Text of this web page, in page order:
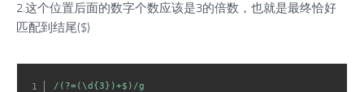
2.这个位置后面的数字个数应该是3的倍数，也就是最终恰好
匹配到结尾($)
/(?=(\d{3})+$)/g